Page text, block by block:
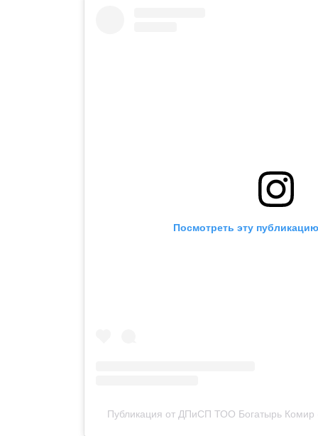
Посмотреть эту
Публикация от ДПиСП ТОО Богатырь Комир